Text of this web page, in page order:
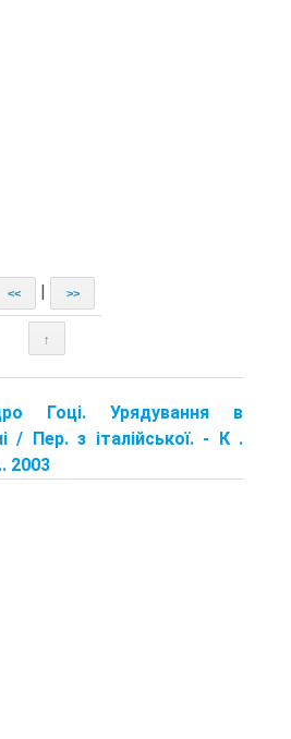
<< >>
↑
Гоці. Урядування в
/ Пер. з італійської. - К .
2003